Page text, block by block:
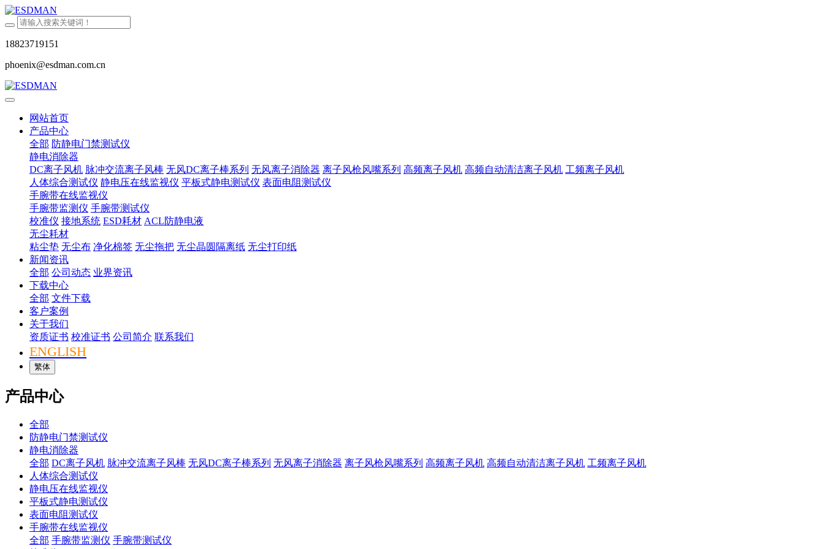
18823719151
phoenix@esdman.com.cn
网站首页
产品中心
全部 防静电门禁测试仪
静电消除器
DC离子风机 脉冲交流离子风棒 无风DC离子棒系列 无风离子消除器 离子风枪风嘴系列 高频离子风机 高频自动清洁离子风机 工频离子风机
人体综合测试仪 静电压在线监视仪 平板式静电测试仪 表面电阻测试仪
手腕带在线监视仪
手腕带监测仪 手腕带测试仪
校准仪 接地系统 ESD耗材 ACL防静电液
无尘耗材
粘尘垫 无尘布 净化棉签 无尘拖把 无尘晶圆隔离纸 无尘打印纸
新闻资讯
全部 公司动态 业界资讯
下载中心
全部 文件下载
客户案例
关于我们
资质证书 校准证书 公司简介 联系我们
ENGLISH
繁体
产品中心
全部
防静电门禁测试仪
静电消除器
全部 DC离子风机 脉冲交流离子风棒 无风DC离子棒系列 无风离子消除器 离子风枪风嘴系列 高频离子风机 高频自动清洁离子风机 工频离子风机
人体综合测试仪
静电压在线监视仪
平板式静电测试仪
表面电阻测试仪
手腕带在线监视仪
全部 手腕带监测仪 手腕带测试仪